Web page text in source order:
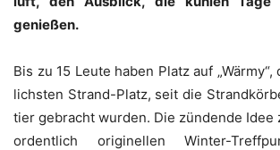
genießen.
Bis zu 15 Leu­te haben Platz auf
lichs­ten Strand-Platz, seit die
tier gebracht wur­den. Die zün­den­de
or­dent­lich ori­gi­nel­len Win­ter-